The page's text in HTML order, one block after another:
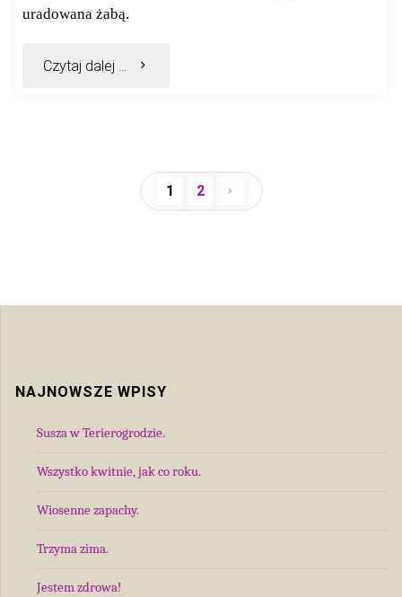
uradowana żabą.
Czytaj dalej ... "Żaba:
Wróciłam!"
1 2
NAJNOWSZE WPISY
Susza w Terierogrodzie.
Wszystko kwitnie, jak co roku.
Wiosenne zapachy.
Trzyma zima.
Jestem zdrowa!